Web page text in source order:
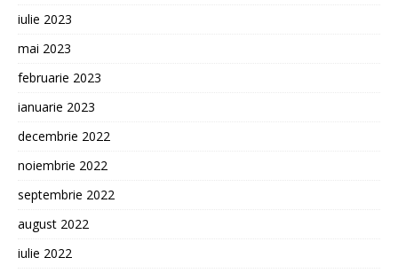
iulie 2023
mai 2023
februarie 2023
ianuarie 2023
decembrie 2022
noiembrie 2022
septembrie 2022
august 2022
iulie 2022